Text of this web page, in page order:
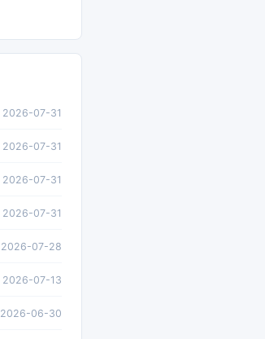
2026-07-31
2026-07-31
2026-07-31
2026-07-31
2026-07-28
2026-07-13
2026-06-30